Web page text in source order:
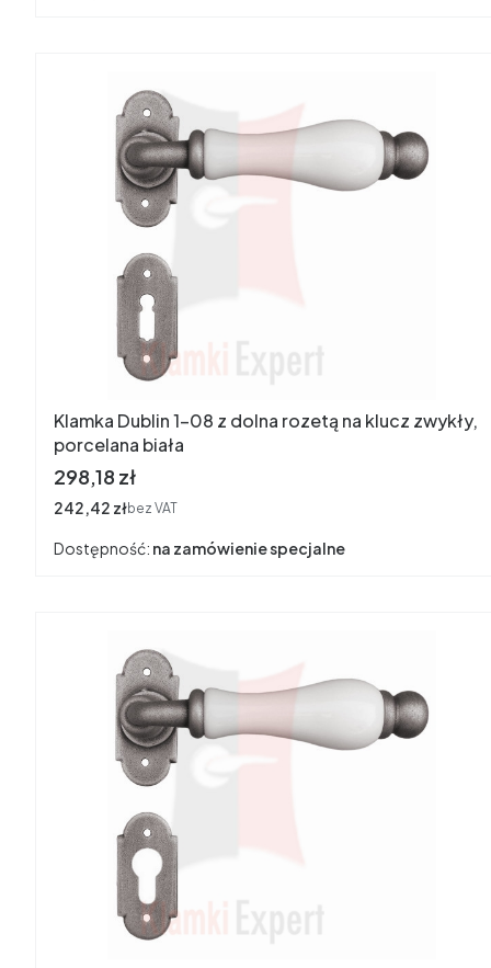
Klamka Dublin 1-08 z dolna rozetą na klucz zwykły,
porcelana biała
Cena
298,18 zł
Cena
242,42 złbez VAT
Dostępność: na zamówienie specjalne